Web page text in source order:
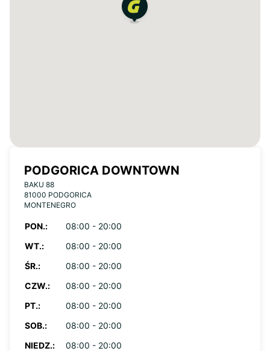
PODGORICA DOWNTOWN
BAKU 88
81000 PODGORICA
MONTENEGRO
PON.:
08:00 - 20:00
WT.:
08:00 - 20:00
ŚR.:
08:00 - 20:00
CZW.:
08:00 - 20:00
PT.:
08:00 - 20:00
SOB.:
08:00 - 20:00
NIEDZ.:
08:00 - 20:00